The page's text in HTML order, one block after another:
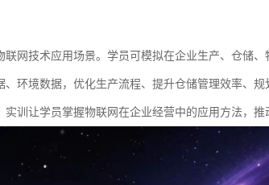
联网技术应用场景。学员可模拟在企业生产、仓储
、环境数据，优化生产流程、提升仓储管理效率、
训让学员掌握物联网在企业经营中的应用方法，推